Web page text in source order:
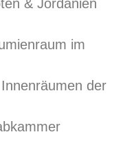
& Jordanien
im
der